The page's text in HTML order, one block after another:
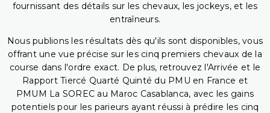
fournissant des détails sur les chevaux, les jockeys, et les
entraîneurs.
Nous publions les résultats dès qu'ils sont disponibles, vous
offrant une vue précise sur les cinq premiers chevaux de la
course dans l'ordre exact. De plus, retrouvez l'Arrivée et le
Rapport Tiercé Quarté Quinté du PMU en France et
PMUM La SOREC au Maroc Casablanca, avec les gains
potentiels pour les parieurs ayant réussi à prédire les cinq